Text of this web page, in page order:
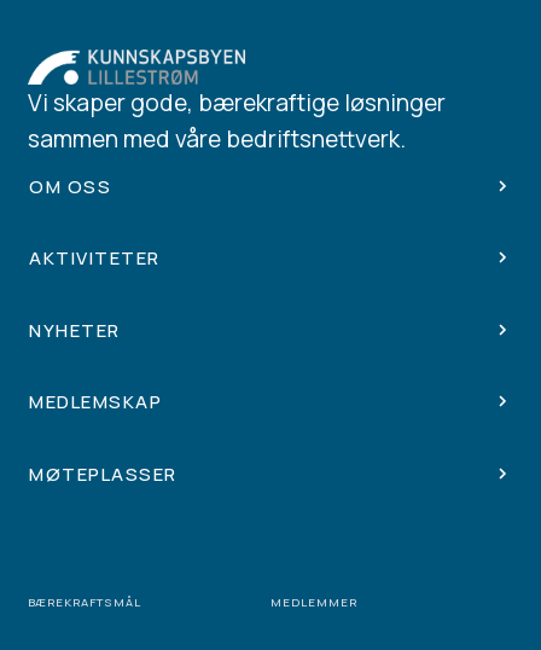
Vi skaper gode, bærekraftige løsninger
sammen med våre bedriftsnettverk.
OM OSS
AKTIVITETER
NYHETER
MEDLEMSKAP
MØTEPLASSER
BÆREKRAFTSMÅL MEDLEMMER